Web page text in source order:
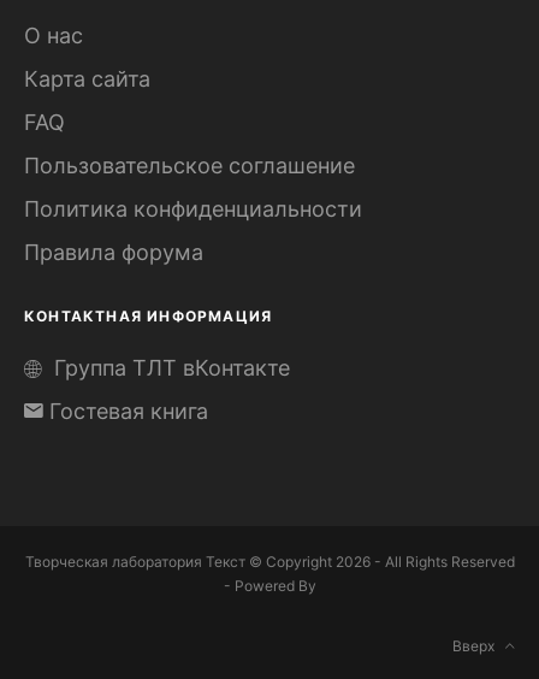
О нас
Карта сайта
FAQ
Пользовательское соглашение
Политика конфиденциальности
Правила форума
КОНТАКТНАЯ ИНФОРМАЦИЯ
Группа ТЛТ вКонтакте
Гостевая книга
Творческая лаборатория Текст © Copyright 2026 - All Rights Reserved
- Powered By
Вверх